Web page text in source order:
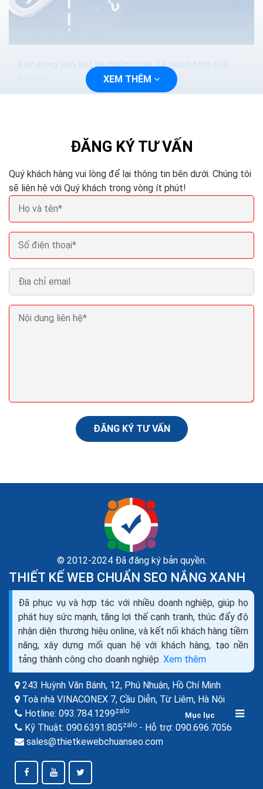
Mục lục
Xây dựng liên kết và những vấn đề quan tâm của
Khi bạn bị hạn chế về mặt tài chính và đang cố gắng
onpage
Với những web nhỏ có ít Category Page, thông thường
liên kết hay được đặt tại Navigation Menu để nhận
được sức mạnh từ Home Page vốn là 1 page mạnh
nhất...
XEM THÊM
ĐĂNG KÝ TƯ VẤN
Quý khách hàng vui lòng để lại thông tin bên dưới. Chúng tôi
sẽ liên hệ với Quý khách trong vòng ít phút!
ĐĂNG KÝ TƯ VẤN
© 2012-2024 Đã đăng ký bản quyền.
THIẾT KẾ WEB CHUẨN SEO NẮNG XANH
Đã phục vụ và hợp tác với nhiều doanh nghiệp, giúp họ
phát huy sức mạnh, tăng lợi thế cạnh tranh, thúc đẩy độ
nhận diện thương hiệu online, và kết nối khách hàng tiềm
năng, xây dựng mối quan hệ với khách hàng, tạo nền
tảng thành công cho doanh nghiệp. Xem thêm
243 Huỳnh Văn Bánh, 12, Phú Nhuận, Hồ Chí Minh
Toà nhà VINACONEX 7, Cầu Diễn, Từ Liêm, Hà Nội
Hotline: 093.784.1299zalo
Kỹ Thuật: 090.6391.805zalo - Hỗ trợ: 090.696.7056
sales@thietkewebchuanseo.com